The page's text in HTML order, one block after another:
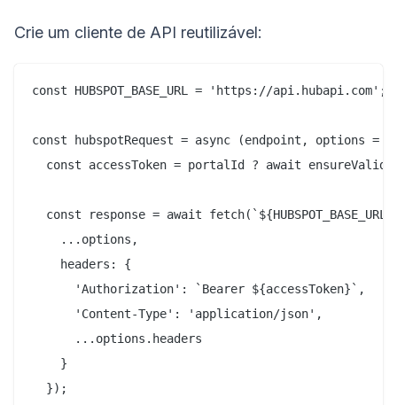
Crie um cliente de API reutilizável:
const HUBSPOT_BASE_URL = 'https://api.hubapi.com';
const hubspotRequest = async (endpoint, options
const accessToken = portalId ? await
const response = await
    ...options,
    headers: {
      'Authorization': `Bearer ${accessToken}`,
      'Content-Type': 'application/json',
      ...options.headers
    }
  });